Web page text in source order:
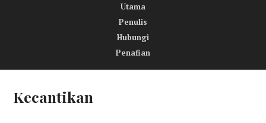
B
A
Utama
Penulis
Hubungi
Penafian
Kecantikan